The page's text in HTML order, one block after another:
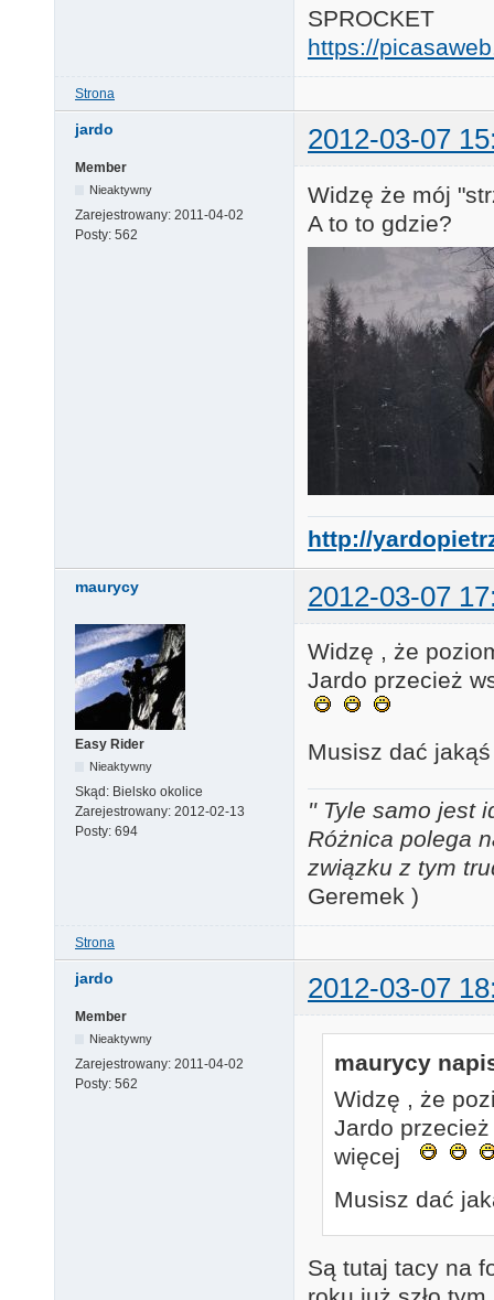
SPROCKET
https://
Strona
jardo 2012-03-07
Member
Nieaktywny
Zarejestrowany: 2011-04-02
Posty: 562
Widzę że mój
A to to gdzie?
http://
maurycy 2012-03-07
Easy Rider
Nieaktywny
Skąd: Bielsko okolice
Zarejestrowany: 2012-02-13
Posty: 694
Widzę , że
Jardo przecież
Musisz dać
'' Tyle samo jest
Różnica polega
związku z tym
Geremek )
Strona
jardo 2012-03-07
Member
Nieaktywny
Zarejestrowany: 2011-04-02
Posty: 562
maurycy
Widzę , że
Jardo
więcej
Musisz dać
Są tutaj tacy na